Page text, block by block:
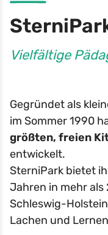
Vielfältige
Gegründet als
im Sommer 1990
größten, freien
entwickelt.
SterniPark bietet
Jahren in mehr als
Schleswig-
Lachen und